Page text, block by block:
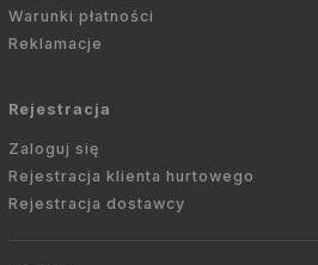
Warunki płatności
Reklamacje
Rejestracja
Zaloguj się
Rejestracja klienta hurtowego
Rejestracja dostawcy